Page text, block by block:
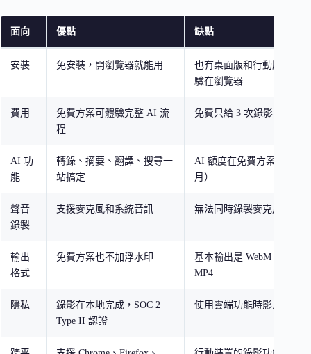
面向 優點 缺點
安裝 免安裝，開瀏覽器就能用
也有桌面版和行動版 App
驗在瀏覽器
費用
免費方案可體驗完整 AI 流
程
免費只給 3 次錄影，用完
AI 功
能
轉錄、摘要、翻譯、搜尋一
站搞定
AI 額度在免費方案非常有
月）
聲音
錄製
支援麥克風和系統音訊 無法同時錄製麥克風和系
輸出
格式
免費方案也不加浮水印
基本輸出是 WebM，需額
MP4
隱私
錄影在本地完成，SOC 2
Type II 認證
使用雲端功能時影片會上